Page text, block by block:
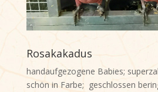
Rosakakadus
handaufgezogene Babies;
schön in Farbe; geschlossen